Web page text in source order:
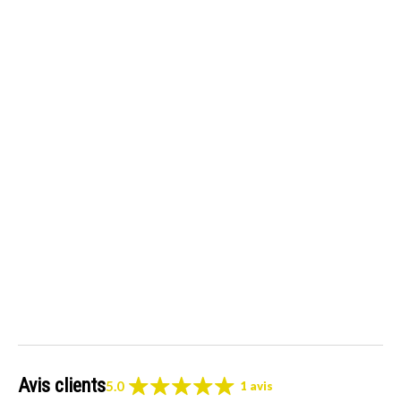
Avis clients5.0 1 avis